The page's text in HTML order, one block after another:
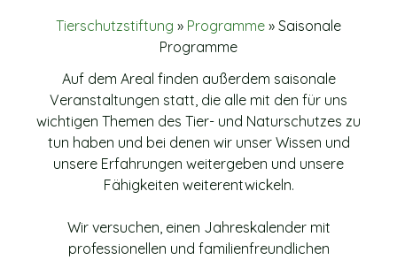
Tierschutzstiftung » Programme » Saisonale
Programme
Auf dem Areal finden außerdem saisonale
Veranstaltungen statt, die alle mit den für uns
wichtigen Themen des Tier- und Naturschutzes zu
tun haben und bei denen wir unser Wissen und
unsere Erfahrungen weitergeben und unsere
Fähigkeiten weiterentwickeln.
Wir versuchen, einen Jahreskalender mit
professionellen und familienfreundlichen